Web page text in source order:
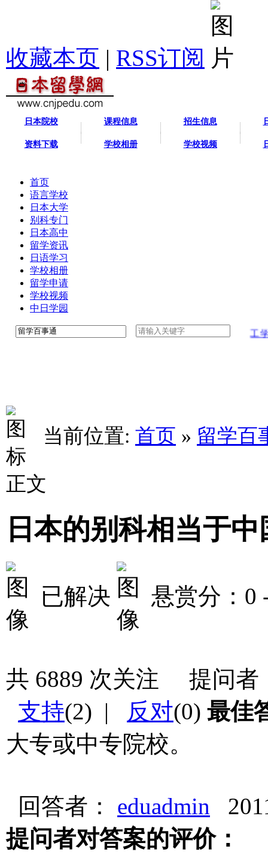
收藏本页 | RSS订阅
日本院校 课程信息 招生信息
资料下载 学校相册 学校视频
首页
语言学校
日本大学
别科专门
日本高中
留学资讯
日语学习
学校相册
留学申请
学校视频
中日学园
八王子学园八王子高中学校介绍中文版 工学
当前位置: 首页 » 留学百
正文
日本的别科相当于
已解决 悬赏分：0
共 6889 次关注 提问者
支持(2) | 反对(0) 最佳
大专或中专院校。
回答者： eduadmin
提问者对答案的评价：